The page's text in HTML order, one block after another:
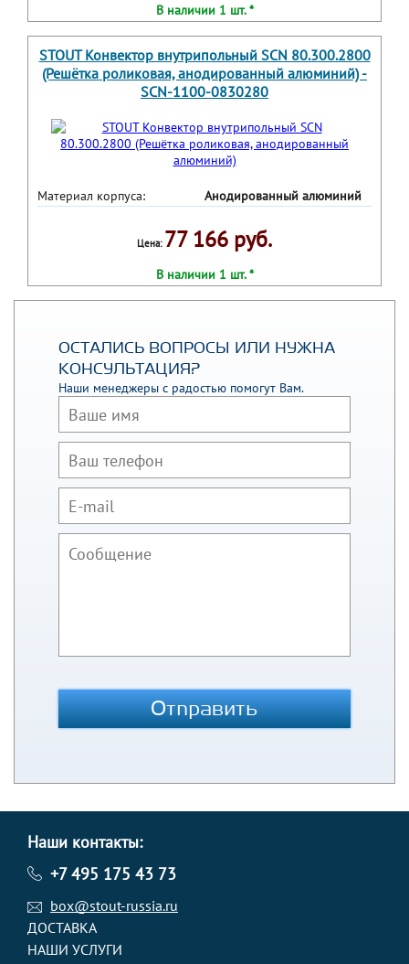
В наличии 1 шт. *
STOUT Конвектор внутрипольный SCN 80.300.2800
(Решётка роликовая, анодированный алюминий) -
SCN-1100-0830280
Материал корпуса: Анодированный алюминий
Цена: 77 166 руб.
В наличии 1 шт. *
ОСТАЛИСЬ ВОПРОСЫ ИЛИ НУЖНА
КОНСУЛЬТАЦИЯ?
Наши менеджеры с радостью помогут Вам.
Отправить
Наши контакты:
+7 495 175 43 73
box@stout-russia.ru
ДОСТАВКА
НАШИ УСЛУГИ